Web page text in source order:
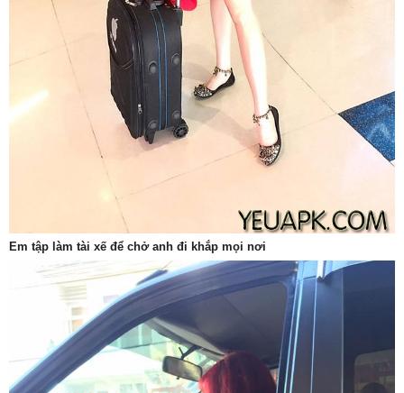
Em tập làm tài xế để chở anh đi khắp mọi nơi